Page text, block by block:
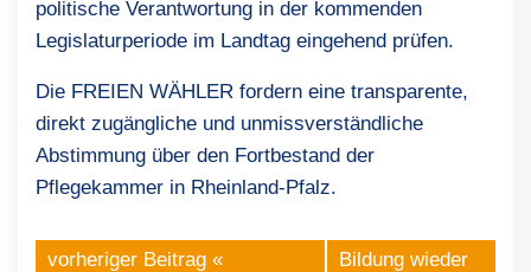
politische Verantwortung in der kommenden
Legislaturperiode im Landtag eingehend prüfen.
Die FREIEN WÄHLER fordern eine transparente,
direkt zugängliche und unmissverständliche
Abstimmung über den Fortbestand der
Pflegekammer in Rheinland-Pfalz.
vorheriger Beitrag «
Bildung wieder